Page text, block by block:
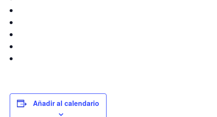
Añadir al calendario